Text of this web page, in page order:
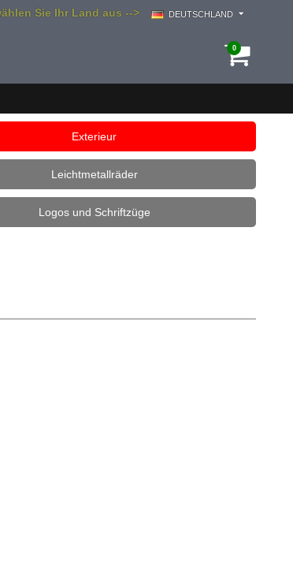
Sie Ihr Land aus --> DEUTSCHLAND
0
Exterieur
Leichtmetallräder
Logos und Schriftzüge